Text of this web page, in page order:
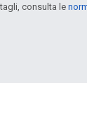
consulta le